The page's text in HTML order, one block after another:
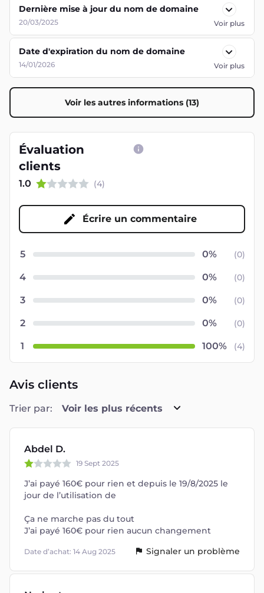
Dernière mise à jour du nom de domaine
20/03/2025 Voir plus
Date d'expiration du nom de domaine
14/01/2026 Voir plus
Voir les autres informations (13)
Évaluation
clients
1.0 (4)
Écrire un commentaire
5 (0)
4 (0)
3 (0)
2 (0)
1 (4)
Avis clients
Trier par: Voir les plus récents
Abdel D.
19 Sept 2025
J’ai payé 160€ pour rien et depuis le 19/8/2025 le
jour de l’utilisation de
Ça ne marche pas du tout
J’ai payé 160€ pour rien aucun changement
Date d’achat: 14 Aug 2025 Signaler un problème